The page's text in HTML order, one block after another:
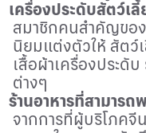
เครื่องประดับสัตว์เลี้
สมาชิกคนสำคัญขอ
นิยมแต่งตัวให้ สัตว์
เสื้อผ้าเครื่องประดั
ต่างๆ
ร้านอาหารที่สามารถ
จากการที่ผู้บริโภคจี